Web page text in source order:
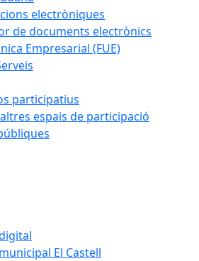
electròniques
de documents electrònics
Empresarial (FUE)
participatius
espais de participació
El Castell